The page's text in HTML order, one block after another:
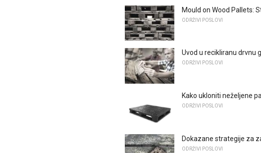
Mould on Wood Pallets:
ODRŽIVI POSLOVI
Uvod u recikliranu drvnu
ODRŽIVI POSLOVI
Kako ukloniti neželjene
ODRŽIVI POSLOVI
Dokazane strategije za
ODRŽIVI POSLOVI